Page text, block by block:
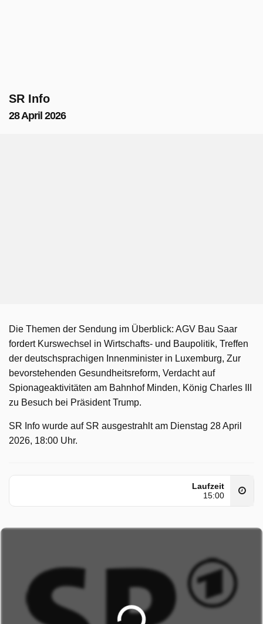
SR Info
28 April 2026
Die Themen der Sendung im Überblick: AGV Bau Saar
fordert Kurswechsel in Wirtschafts- und Baupolitik, Treffen
der deutschsprachigen Innenminister in Luxemburg, Zur
bevorstehenden Gesundheitsreform, Verdacht auf
Spionageaktivitäten am Bahnhof Minden, König Charles III
zu Besuch bei Präsident Trump.
SR Info wurde auf SR ausgestrahlt am Dienstag 28 April
2026, 18:00 Uhr.
Laufzeit
15:00